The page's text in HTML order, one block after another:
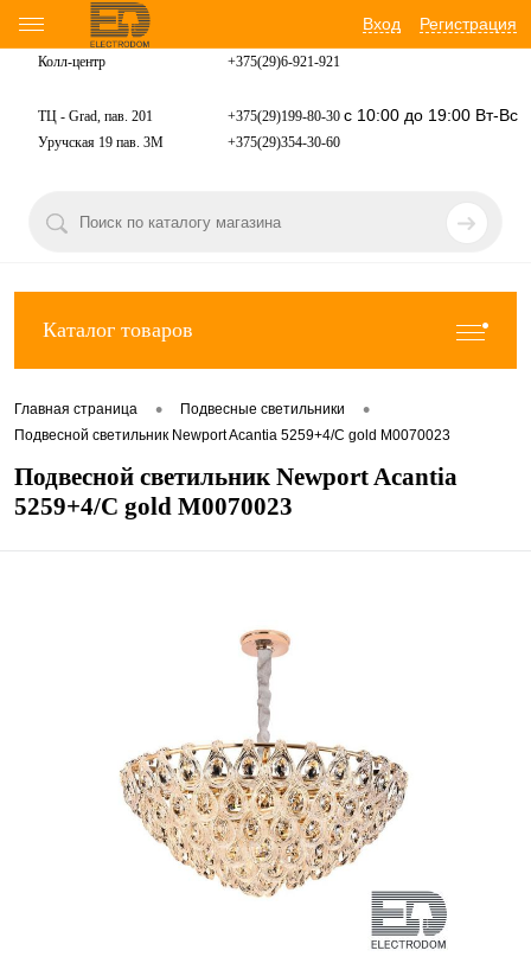
Вход Регистрация
Колл-центр +375(29)6-921-921
ТЦ - Grad, пав. 201 +375(29)199-80-30 с 10:00 до 19:00 Вт-Вс
Уручская 19 пав. 3М +375(29)354-30-60
Каталог товаров
Главная страница • Подвесные светильники •
Подвесной светильник Newport Acantia 5259+4/C gold М0070023
Подвесной светильник Newport Acantia
5259+4/C gold М0070023